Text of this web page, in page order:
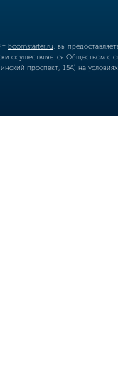
boomstarter.ru , вы
осуществляется Обществом с
проспект, 15А) на условиях